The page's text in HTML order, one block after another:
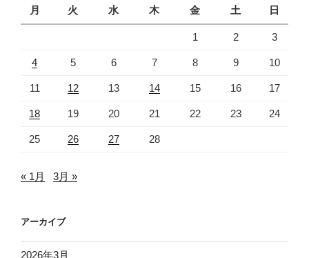
月
火 水 木 金 土 日
1 2 3
4 5 6 7 8 9 10
11 12 13 14 15 16 17
18 19 20 21 22 23 24
25 26 27 28
« 1月 3月 »
アーカイブ
2026年3月